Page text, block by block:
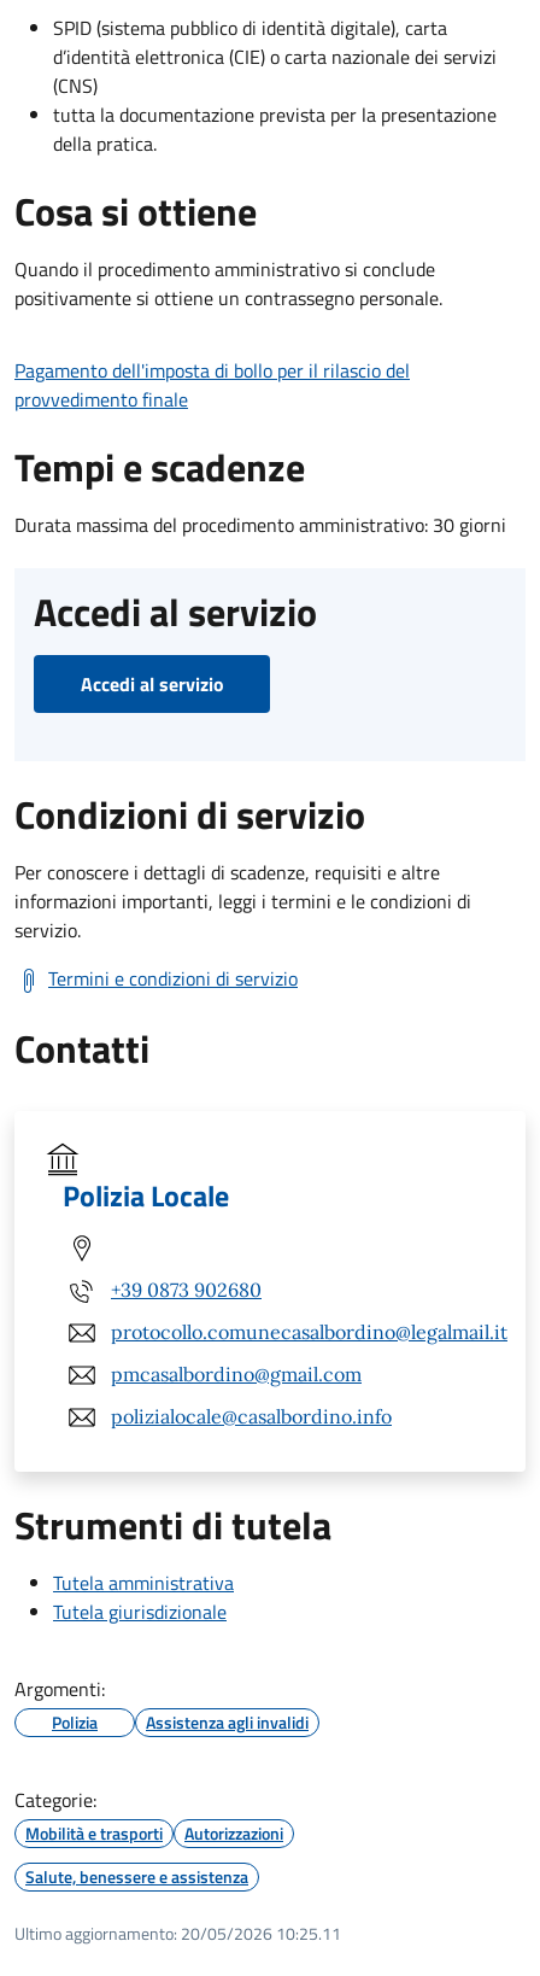
SPID (sistema pubblico di identità digitale), carta
d’identità elettronica (CIE) o carta nazionale dei servizi
(CNS)
tutta la documentazione prevista per la presentazione
della pratica.
Cosa si ottiene
Quando il procedimento amministrativo si conclude
positivamente si ottiene un contrassegno personale.
Pagamento dell'imposta di bollo per il rilascio del
provvedimento finale
Tempi e scadenze
Durata massima del procedimento amministrativo: 30 giorni
Accedi al servizio
Accedi al servizio
Condizioni di servizio
Per conoscere i dettagli di scadenze, requisiti e altre
informazioni importanti, leggi i termini e le condizioni di
servizio.
Termini e condizioni di servizio
Contatti
Polizia Locale
+39 0873 902680
protocollo.comunecasalbordino@legalmail.it
pmcasalbordino@gmail.com
polizialocale@casalbordino.info
Strumenti di tutela
Tutela amministrativa
Tutela giurisdizionale
Argomenti:
Polizia Assistenza agli invalidi
Categorie:
Mobilità e trasporti
Autorizzazioni
Salute, benessere e assistenza
Ultimo aggiornamento: 20/05/2026 10:25.11